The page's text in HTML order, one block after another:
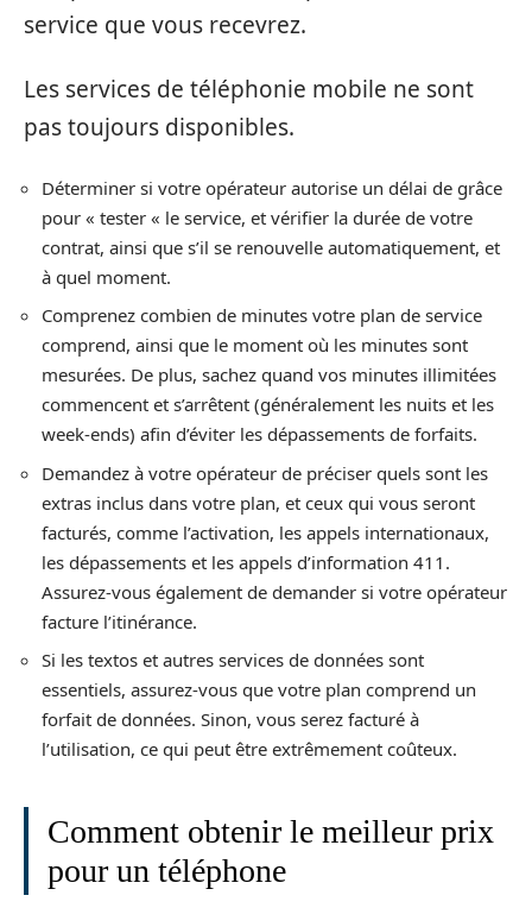
service que vous recevrez.
Les services de téléphonie mobile ne sont
pas toujours disponibles.
Déterminer si votre opérateur autorise un délai de grâce
pour « tester « le service, et vérifier la durée de votre
contrat, ainsi que s’il se renouvelle automatiquement, et
à quel moment.
Comprenez combien de minutes votre plan de service
comprend, ainsi que le moment où les minutes sont
mesurées. De plus, sachez quand vos minutes illimitées
commencent et s’arrêtent (généralement les nuits et les
week-ends) afin d’éviter les dépassements de forfaits.
Demandez à votre opérateur de préciser quels sont les
extras inclus dans votre plan, et ceux qui vous seront
facturés, comme l’activation, les appels internationaux,
les dépassements et les appels d’information 411.
Assurez-vous également de demander si votre opérateur
facture l’itinérance.
Si les textos et autres services de données sont
essentiels, assurez-vous que votre plan comprend un
forfait de données. Sinon, vous serez facturé à
l’utilisation, ce qui peut être extrêmement coûteux.
Comment obtenir le meilleur prix
pour un téléphone